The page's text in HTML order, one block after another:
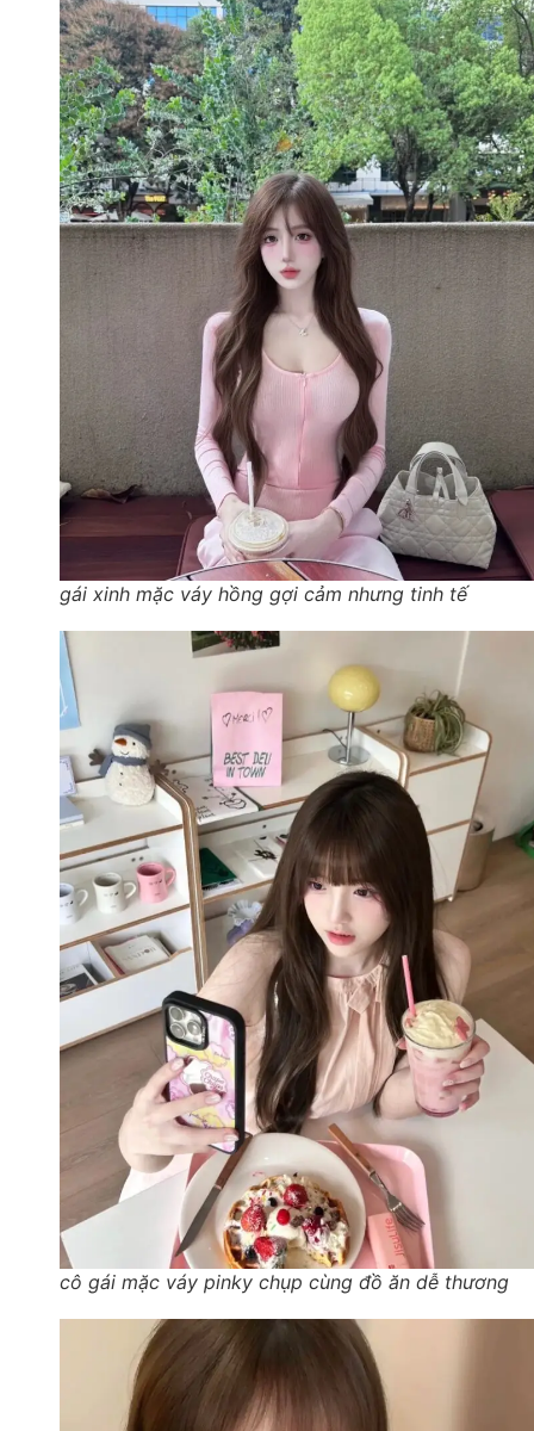
gái xinh mặc váy hồng gợi cảm nhưng tinh tế
cô gái mặc váy pinky chụp cùng đồ ăn dễ thương